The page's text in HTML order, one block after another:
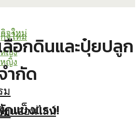
จใหม่
ญิง
ม
จใหม่
ญิง
ม
ยนออนไลน์
ลือกดินและปุ๋ยปลูก
ำกัด
แข็งแรง!